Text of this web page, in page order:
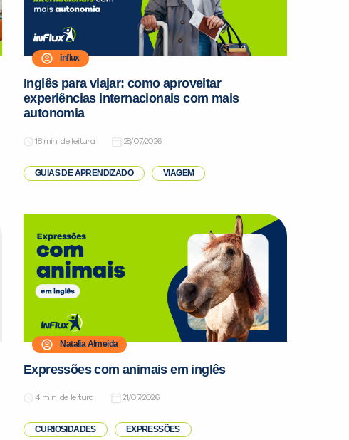
influx
Inglês para viajar: como aproveitar
experiências internacionais com mais
autonomia
de leitura 28/07/2026
GUIAS DE APRENDIZADO VIAGEM
Natalia Almeida
Expressões com animais em inglês
de leitura 21/07/2026
CURIOSIDADES EXPRESSÕES